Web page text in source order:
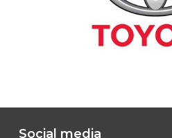
Social media